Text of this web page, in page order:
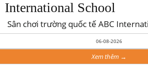
International School
Sân chơi trường quốc tế ABC
06-08-2026
Xem thêm →